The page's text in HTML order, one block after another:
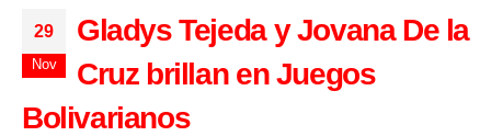
29
Nov
Gladys Tejeda y Jovana De la
Cruz brillan en Juegos
Bolivarianos